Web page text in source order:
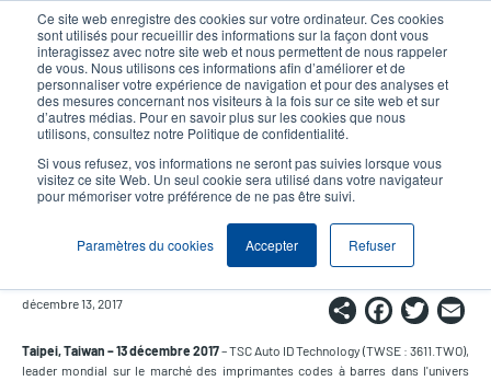
Ce site web enregistre des cookies sur votre ordinateur. Ces cookies
sont utilisés pour recueillir des informations sur la façon dont vous
interagissez avec notre site web et nous permettent de nous rappeler
de vous. Nous utilisons ces informations afin d’améliorer et de
personnaliser votre expérience de navigation et pour des analyses et
des mesures concernant nos visiteurs à la fois sur ce site web et sur
d’autres médias. Pour en savoir plus sur les cookies que nous
utilisons, consultez notre Politique de confidentialité.
Si vous refusez, vos informations ne seront pas suivies lorsque vous
visitez ce site Web. Un seul cookie sera utilisé dans votre navigateur
pour mémoriser votre préférence de ne pas être suivi.
Paramètres du cookies Accepter Refuser
contenu
principal
User
account
menu
User
Header
Sélection Produits Contact Commercial
TSC et Datalogic annoncent une
Alliance Stratégique Mondiale
décembre 13, 2017 Share
Taipei, Taiwan – 13 décembre 2017– TSC Auto ID Technology (TWSE : 3611.TWO),
leader mondial sur le marché des imprimantes codes à barres dans l'univers